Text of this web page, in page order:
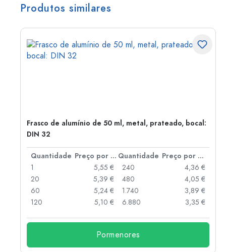
Produtos similares
Frasco de alumínio de 50 ml, metal, prateado, bocal:
DIN 32
Quantidade Preço por peça Quantidade
Preço por peça
1
5,55 €
20
5,39 €
60
5,24 €
120
5,10 €
240
4,36 €
480
4,05 €
1.740
3,89 €
6.880
3,35 €
Pormenores